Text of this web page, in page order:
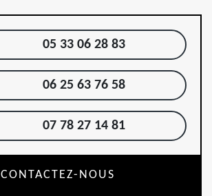
05 33 06 28 83
06 25 63 76 58
07 78 27 14 81
CONTACTEZ-NOUS